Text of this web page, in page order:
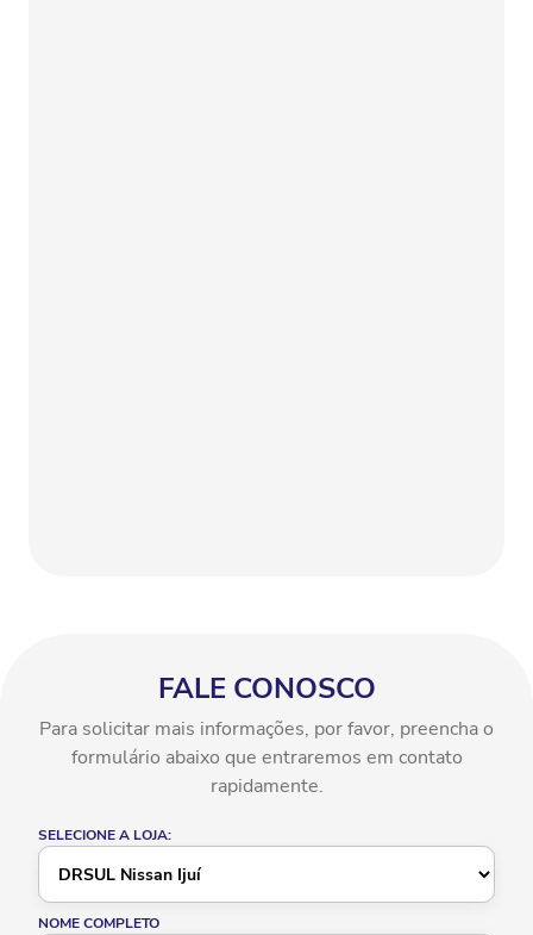
FALE CONOSCO
Para solicitar mais informações, por favor, preencha o
formulário abaixo que entraremos em contato
rapidamente.
SELECIONE A LOJA:
NOME COMPLETO